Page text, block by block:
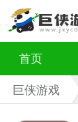
首页
巨侠游戏